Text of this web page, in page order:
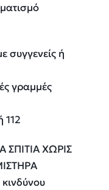
συγγενείς ή
γραμμές
112
ΣΠΙΤΙΑ ΧΩΡΙΣ